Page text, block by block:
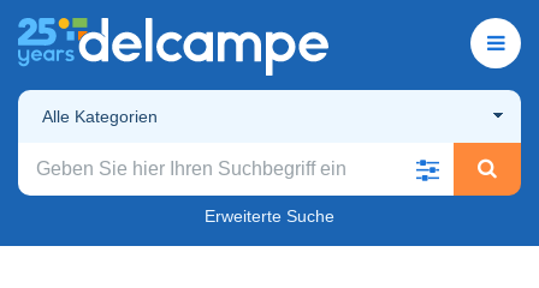
Alle Kategorien
Erweiterte Suche